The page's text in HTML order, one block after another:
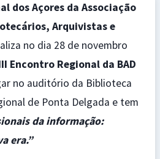
dos Açores da Associação
Arquivistas e
no dia 28 de novembro
Encontro Regional da BAD
no auditório da Biblioteca
de Ponta Delgada e tem
da informação:
era.”